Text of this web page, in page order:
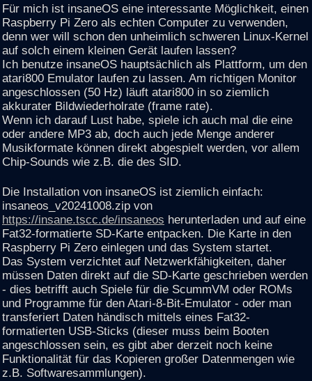
Für mich ist insaneOS eine interessante Möglichkeit, einen
Raspberry Pi Zero als echten Computer zu verwenden,
denn wer will schon den unheimlich schweren Linux-Kernel
auf solch einem kleinen Gerät laufen lassen?
Ich benutze insaneOS hauptsächlich als Plattform, um den
atari800 Emulator laufen zu lassen. Am richtigen Monitor
angeschlossen (50 Hz) läuft atari800 in so ziemlich
akkurater Bildwiederholrate (frame rate).
Wenn ich darauf Lust habe, spiele ich auch mal die eine
oder andere MP3 ab, doch auch jede Menge anderer
Musikformate können direkt abgespielt werden, vor allem
Chip-Sounds wie z.B. die des SID.
Die Installation von insaneOS ist ziemlich einfach:
insaneos_v20241008.zip von
https://insane.tscc.de/insaneos herunterladen und auf eine
Fat32-formatierte SD-Karte entpacken. Die Karte in den
Raspberry Pi Zero einlegen und das System startet.
Das System verzichtet auf Netzwerkfähigkeiten, daher
müssen Daten direkt auf die SD-Karte geschrieben werden
- dies betrifft auch Spiele für die ScummVM oder ROMs
und Programme für den Atari-8-Bit-Emulator - oder man
transferiert Daten händisch mittels eines Fat32-
formatierten USB-Sticks (dieser muss beim Booten
angeschlossen sein, es gibt aber derzeit noch keine
Funktionalität für das Kopieren großer Datenmengen wie
z.B. Softwaresammlungen).